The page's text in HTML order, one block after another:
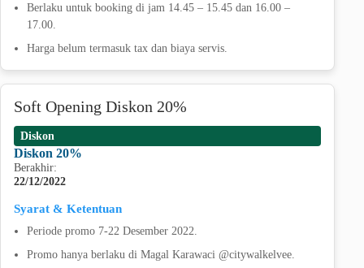
Berlaku untuk booking di jam 14.45 – 15.45 dan 16.00 –
17.00.
Harga belum termasuk tax dan biaya servis.
Soft Opening Diskon 20%
Diskon
Diskon 20%
Berakhir:
22/12/2022
Syarat & Ketentuan
Periode promo 7-22 Desember 2022.
Promo hanya berlaku di Magal Karawaci @citywalkelvee.